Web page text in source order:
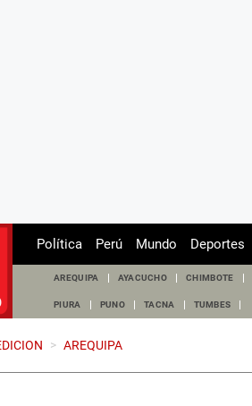
Política Perú Mundo Deportes
AREQUIPA AYACUCHO CHIMBOTE
PIURA PUNO TACNA TUMBES
> AREQUIPA